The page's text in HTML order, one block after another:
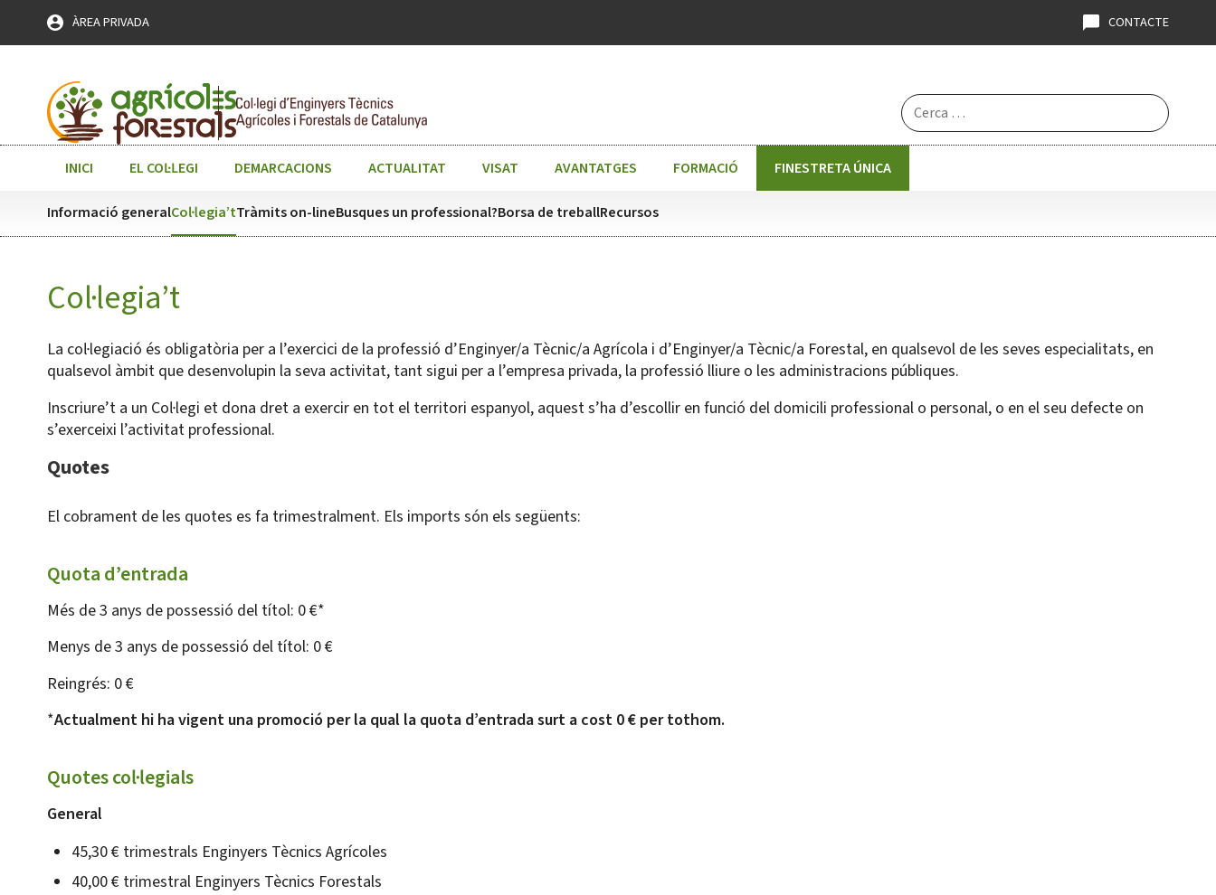
ÀREA PRIVADA CONTACTE
Cerca:
INICI EL COL·LEGI DEMARCACIONS ACTUALITAT VISAT AVANTATGES FORMACIÓ FINESTRETA ÚNICA
Informació generalCol·legia’tTràmits on-lineBusques un professional?Borsa de treballRecursos
Col·legia’t
La col·legiació és obligatòria per a l’exercici de la professió d’Enginyer/a Tècnic/a Agrícola i d’Enginyer/a Tècnic/a Forestal, en qualsevol de les seves especialitats, en
qualsevol àmbit que desenvolupin la seva activitat, tant sigui per a l’empresa privada, la professió lliure o les administracions públiques.
Inscriure’t a un Col·legi et dona dret a exercir en tot el territori espanyol, aquest s’ha d’escollir en funció del domicili professional o personal, o en el seu defecte on
s’exerceixi l’activitat professional.
Quotes
El cobrament de les quotes es fa trimestralment. Els imports són els següents:
Quota d’entrada
Més de 3 anys de possessió del títol: 0 €*
Menys de 3 anys de possessió del títol: 0 €
Reingrés: 0 €
*Actualment hi ha vigent una promoció per la qual la quota d’entrada surt a cost 0 € per tothom.
Quotes col·legials
General
45,30 € trimestrals Enginyers Tècnics Agrícoles
40,00 € trimestral Enginyers Tècnics Forestals